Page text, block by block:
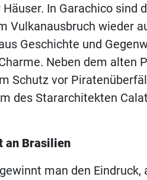
In Garachico sind
Vulkanausbruch wieder
Geschichte und
Neben dem alten
Schutz vor
des Stararchitekten
an Brasilien
man den Eindruck,